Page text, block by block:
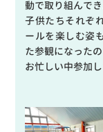
動で取り組んで
子供たちそれぞ
ールを楽しむ姿
た参観になった
お忙しい中参加